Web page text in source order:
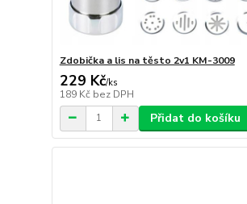
Zdobička a lis na těsto 2v1 KM-3009
229 Kč/ks
189 Kč bez DPH
Přidat do košíku